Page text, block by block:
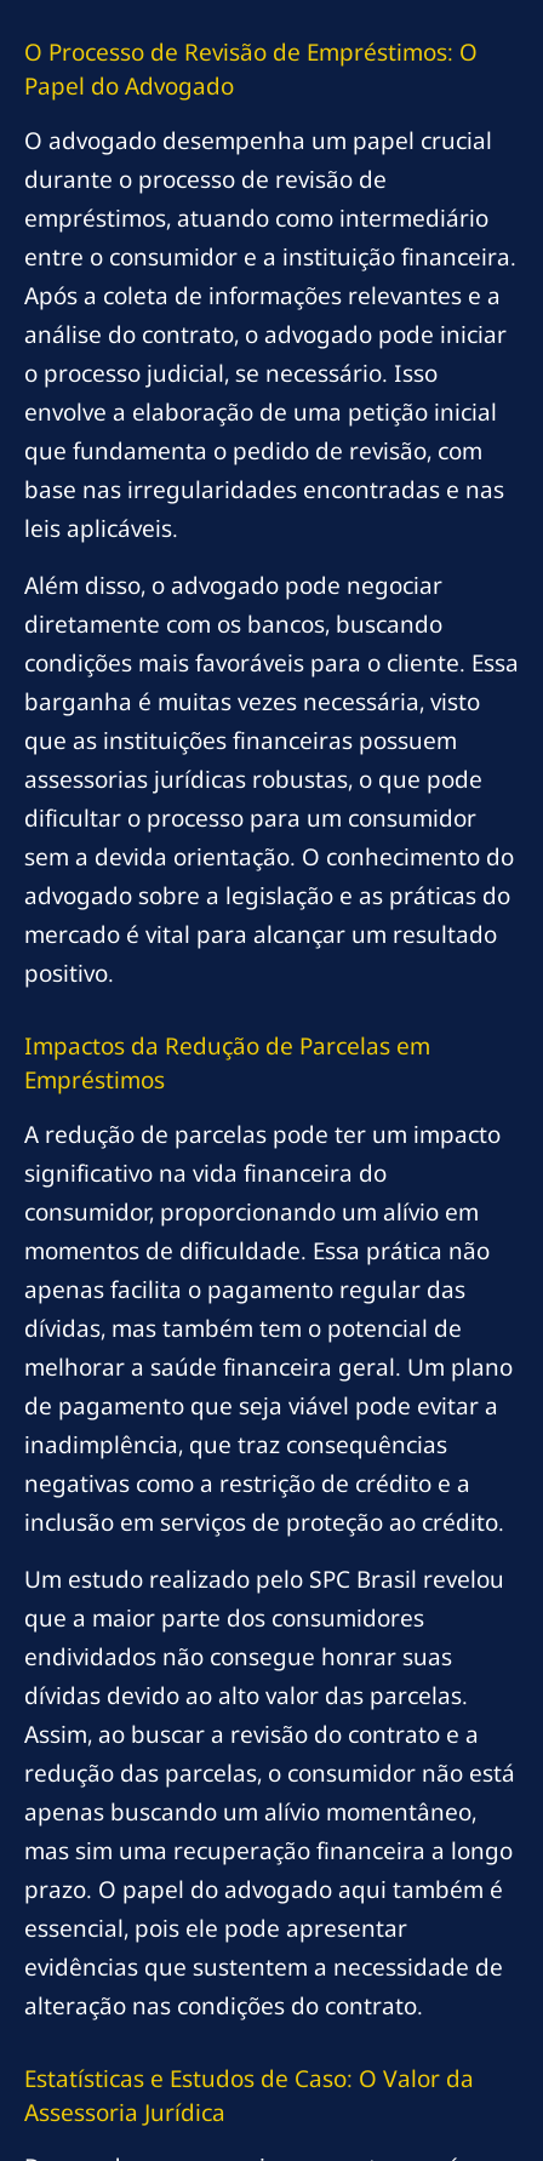
O Processo de Revisão de Empréstimos: O
Papel do Advogado
O advogado desempenha um papel crucial
durante o processo de revisão de
empréstimos, atuando como intermediário
entre o consumidor e a instituição financeira.
Após a coleta de informações relevantes e a
análise do contrato, o advogado pode iniciar
o processo judicial, se necessário. Isso
envolve a elaboração de uma petição inicial
que fundamenta o pedido de revisão, com
base nas irregularidades encontradas e nas
leis aplicáveis.
Além disso, o advogado pode negociar
diretamente com os bancos, buscando
condições mais favoráveis para o cliente. Essa
barganha é muitas vezes necessária, visto
que as instituições financeiras possuem
assessorias jurídicas robustas, o que pode
dificultar o processo para um consumidor
sem a devida orientação. O conhecimento do
advogado sobre a legislação e as práticas do
mercado é vital para alcançar um resultado
positivo.
Impactos da Redução de Parcelas em
Empréstimos
A redução de parcelas pode ter um impacto
significativo na vida financeira do
consumidor, proporcionando um alívio em
momentos de dificuldade. Essa prática não
apenas facilita o pagamento regular das
dívidas, mas também tem o potencial de
melhorar a saúde financeira geral. Um plano
de pagamento que seja viável pode evitar a
inadimplência, que traz consequências
negativas como a restrição de crédito e a
inclusão em serviços de proteção ao crédito.
Um estudo realizado pelo SPC Brasil revelou
que a maior parte dos consumidores
endividados não consegue honrar suas
dívidas devido ao alto valor das parcelas.
Assim, ao buscar a revisão do contrato e a
redução das parcelas, o consumidor não está
apenas buscando um alívio momentâneo,
mas sim uma recuperação financeira a longo
prazo. O papel do advogado aqui também é
essencial, pois ele pode apresentar
evidências que sustentem a necessidade de
alteração nas condições do contrato.
Estatísticas e Estudos de Caso: O Valor da
Assessoria Jurídica